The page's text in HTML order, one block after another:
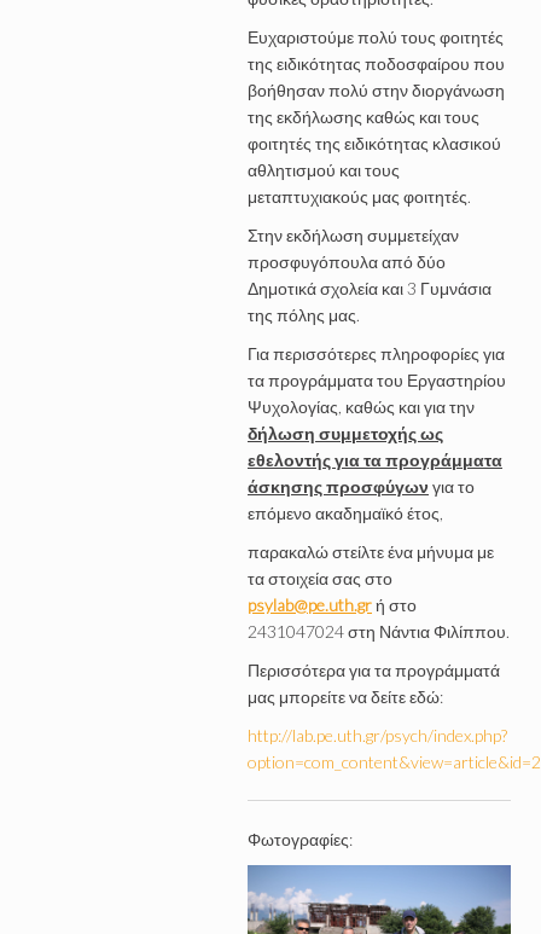
Ευχαριστούμε πολύ τους φοιτητές
της ειδικότητας ποδοσφαίρου που
βοήθησαν πολύ στην διοργάνωση
της εκδήλωσης καθώς και τους
φοιτητές της ειδικότητας κλασικού
αθλητισμού και τους
μεταπτυχιακούς μας φοιτητές.
Στην εκδήλωση συμμετείχαν
προσφυγόπουλα από δύο
Δημοτικά σχολεία και 3 Γυμνάσια
της πόλης μας.
Για περισσότερες πληροφορίες για
τα προγράμματα του Εργαστηρίου
Ψυχολογίας, καθώς και για την
δήλωση συμμετοχής ως
εθελοντής για τα προγράμματα
άσκησης προσφύγων για το
επόμενο ακαδημαϊκό έτος,
παρακαλώ στείλτε ένα μήνυμα με
τα στοιχεία σας στο
psylab@pe.uth.grή στο
2431047024 στη Νάντια Φιλίππου.
Περισσότερα για τα προγράμματά
μας μπορείτε να δείτε εδώ:
http://lab.pe.uth.gr/psych/index.php?
Φωτογραφίες: